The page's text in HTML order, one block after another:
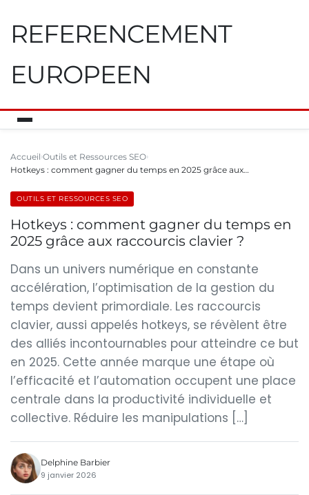
REFERENCEMENT
EUROPEEN
Accueil Outils et Ressources SEO
Hotkeys : comment gagner du temps en 2025 grâce aux…
OUTILS ET RESSOURCES SEO
Hotkeys : comment gagner du temps en
2025 grâce aux raccourcis clavier ?
Dans un univers numérique en constante
accélération, l’optimisation de la gestion du
temps devient primordiale. Les raccourcis
clavier, aussi appelés hotkeys, se révèlent être
des alliés incontournables pour atteindre ce but
en 2025. Cette année marque une étape où
l’efficacité et l’automation occupent une place
centrale dans la productivité individuelle et
collective. Réduire les manipulations […]
Delphine Barbier
9 janvier 2026